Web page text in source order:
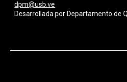
dpm@usb.ve
Desarrollada por Departamento de